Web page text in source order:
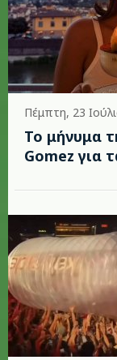
Πέμπτη, 23
Το μήνυμα
Gomez για